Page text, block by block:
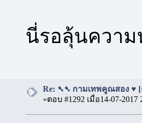
นี่รอลุ้นควา
Re: ➴➴ กามเทพคูณสอง ♥ [
«ตอบ #1292 เมื่อ14-07-2017